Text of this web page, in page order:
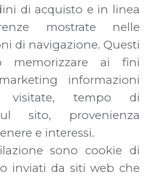
di acquisto e in linea
mostrate nelle
di navigazione. Questi
memorizzare ai fini
informazioni
visitate, tempo di
sito, provenienza
e interessi.
sono cookie di
inviati da siti web che